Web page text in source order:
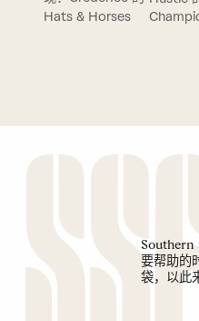
Hats & Horses
Southern
要帮助的
袋，以此